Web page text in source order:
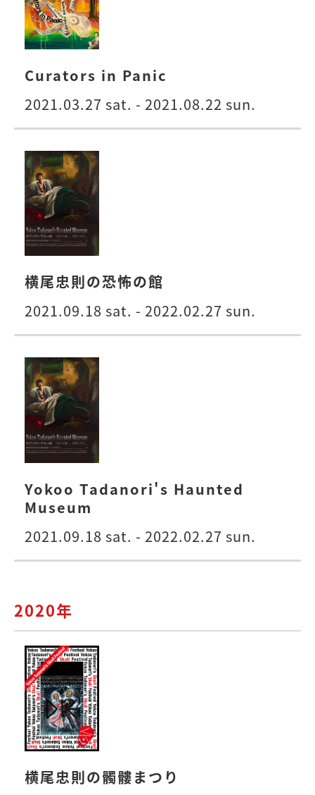
Curators in Panic
2021.03.27 sat. - 2021.08.22 sun.
横尾忠則の恐怖の館
2021.09.18 sat. - 2022.02.27 sun.
Yokoo Tadanori's Haunted
Museum
2021.09.18 sat. - 2022.02.27 sun.
2020年
横尾忠則の髑髏まつり